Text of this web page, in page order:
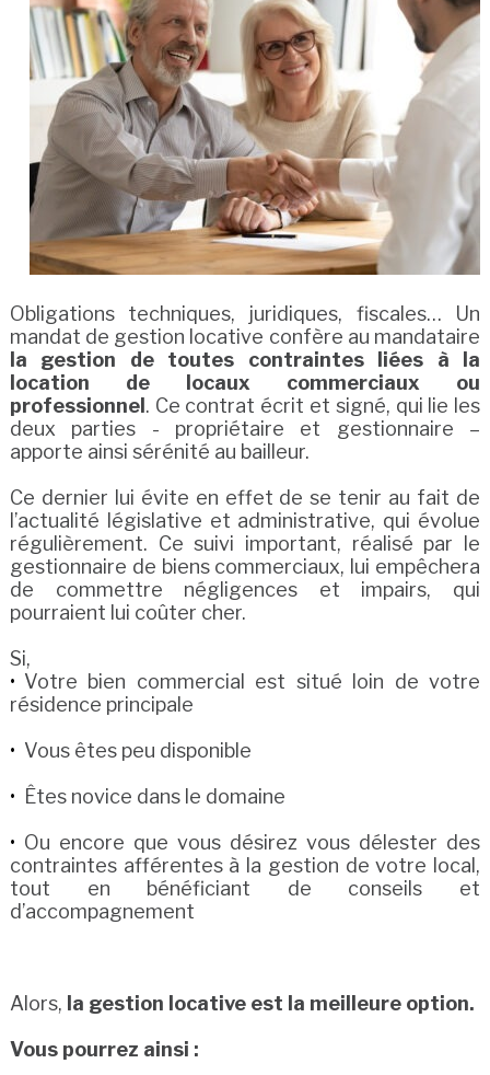
Obligations techniques, juridiques, fiscales… Un
mandat de gestion locative confère au mandataire
la gestion de toutes contraintes liées à la
location de locaux commerciaux ou
professionnel . Ce contrat écrit et signé, qui lie les
deux parties - propriétaire et gestionnaire –
apporte ainsi sérénité au bailleur.
Ce dernier lui évite en effet de se tenir au fait de
l’actualité législative et administrative, qui évolue
régulièrement. Ce suivi important, réalisé par le
gestionnaire de biens commerciaux, lui empêchera
de commettre négligences et impairs, qui
pourraient lui coûter cher.
Si,
Votre bien commercial est situé loin de votre
résidence principale
Vous êtes peu disponible
Êtes novice dans le domaine
Ou encore que vous désirez vous délester des
contraintes afférentes à la gestion de votre local,
tout en bénéficiant de conseils et
d’accompagnement
Alors, la gestion locative est la meilleure option.
Vous pourrez ainsi :